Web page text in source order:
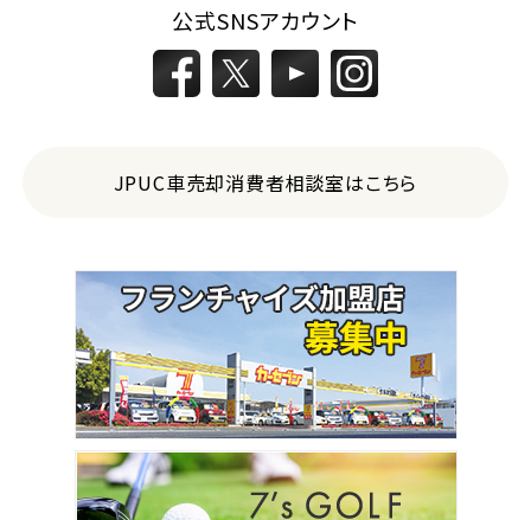
公式SNSアカウント
JPUC車売却消費者相談室はこちら